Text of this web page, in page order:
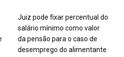
Juiz pode fixar percentual do
salário mínimo como valor
da pensão para o caso de
desemprego do alimentante